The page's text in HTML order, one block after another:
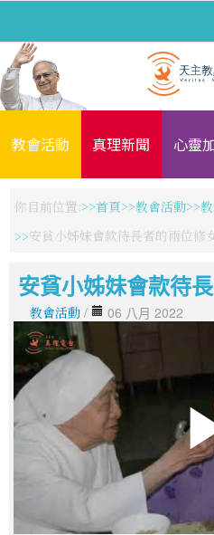
教會活動 真理新聞 心靈
你目前位置: 首頁 教會活動
安貧小姊妹會款待長者的兩位修
安貧小姊妹會款待
教會活動 / 06 八月 2022